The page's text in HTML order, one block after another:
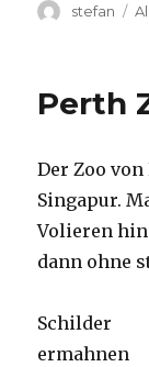
Autor
stefan
Perth
Der Zoo
Singapur.
Volieren
dann ohne
Schilder
ermahnen